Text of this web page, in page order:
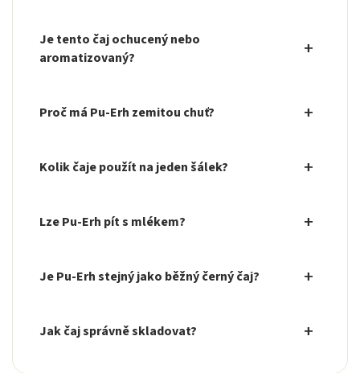
Je tento čaj ochucený nebo
aromatizovaný?
Proč má Pu-Erh zemitou chuť?
Kolik čaje použít na jeden šálek?
Lze Pu-Erh pít s mlékem?
Je Pu-Erh stejný jako běžný černý čaj?
Jak čaj správně skladovat?